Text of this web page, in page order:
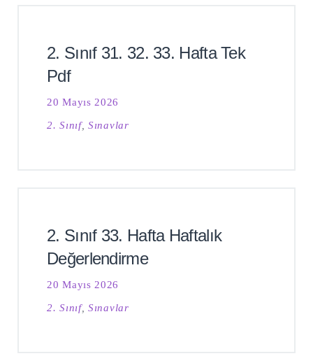
Şu
kelime
için
sonuçları:
2. Sınıf 31. 32. 33. Hafta Tek
Pdf
20 Mayıs 2026
2. Sınıf,Sınavlar
2. Sınıf 33. Hafta Haftalık
Değerlendirme
20 Mayıs 2026
2. Sınıf,Sınavlar